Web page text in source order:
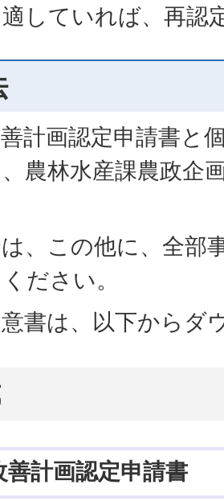
していれば、再認
計画認定申請書と
農林水産課農政企
、この他に、全部
ださい。
書は、以下からダ
善計画認定申請書